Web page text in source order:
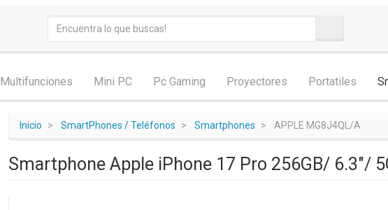
Multifunciones Mini PC Pc Gaming Proyectores Portatiles
Inicio SmartPhones / Teléfonos Smartphones APPLE MG8J4QL/A
Smartphone Apple iPhone 17 Pro 256GB/ 6.3"/